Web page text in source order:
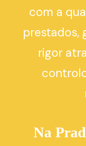
com a
prestados,
rigor
Na